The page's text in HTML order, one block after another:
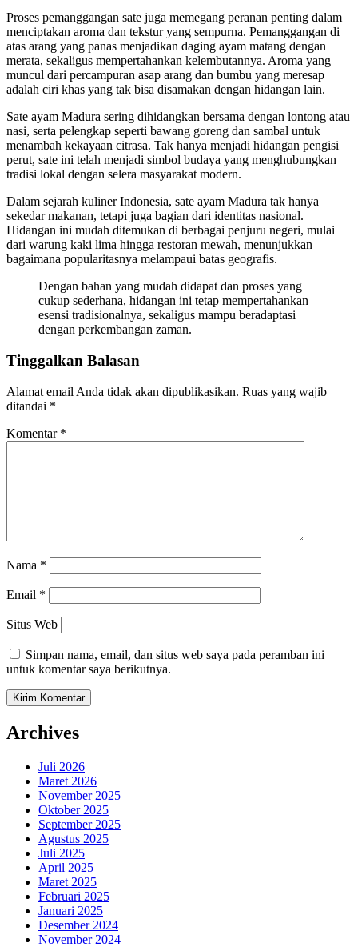
Proses pemanggangan sate juga memegang peranan penting dalam
menciptakan aroma dan tekstur yang sempurna. Pemanggangan di
atas arang yang panas menjadikan daging ayam matang dengan
merata, sekaligus mempertahankan kelembutannya. Aroma yang
muncul dari percampuran asap arang dan bumbu yang meresap
adalah ciri khas yang tak bisa disamakan dengan hidangan lain.
Sate ayam Madura sering dihidangkan bersama dengan lontong atau
nasi, serta pelengkap seperti bawang goreng dan sambal untuk
menambah kekayaan citrasa. Tak hanya menjadi hidangan pengisi
perut, sate ini telah menjadi simbol budaya yang menghubungkan
tradisi lokal dengan selera masyarakat modern.
Dalam sejarah kuliner Indonesia, sate ayam Madura tak hanya
sekedar makanan, tetapi juga bagian dari identitas nasional.
Hidangan ini mudah ditemukan di berbagai penjuru negeri, mulai
dari warung kaki lima hingga restoran mewah, menunjukkan
bagaimana popularitasnya melampaui batas geografis.
Dengan bahan yang mudah didapat dan proses yang
cukup sederhana, hidangan ini tetap mempertahankan
esensi tradisionalnya, sekaligus mampu beradaptasi
dengan perkembangan zaman.
Tinggalkan Balasan
Alamat email Anda tidak akan dipublikasikan. Ruas yang wajib
ditandai *
Komentar *
Nama *
Email *
Situs Web
Simpan nama, email, dan situs web saya pada peramban ini
untuk komentar saya berikutnya.
Archives
Juli 2026
Maret 2026
November 2025
Oktober 2025
September 2025
Agustus 2025
Juli 2025
April 2025
Maret 2025
Februari 2025
Januari 2025
Desember 2024
November 2024